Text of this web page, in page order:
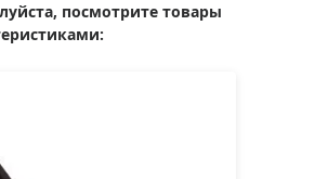
качества водыпосмотрите товары